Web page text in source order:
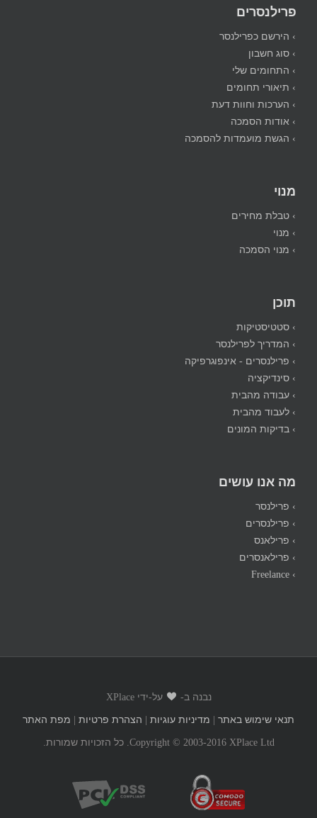
פרילנסרים
› הירשם כפרילנסר
› סוג חשבון
› התחומים שלי
› תיאורי תחומים
› הערכות וחוות דעת
› אודות הסמכה
› הגשת מועמדות להסמכה
מנוי
› טבלת מחירים
› מנוי
› מנוי הסמכה
תוכן
› סטטיסטיקות
› המדריך לפרילנסר
› פרילנסרים - אינפוגרפיקה
› סינדיקציה
› עבודה מהבית
› לעבוד מהבית
› בדיקות המונים
מה אנו עושים
› פרילנסר
› פרילנסרים
› פרילאנס
› פרילאנסרים
› Freelance
נבנה ב-
על-ידי XPlace
תנאי שימוש באתר | מדיניות עוגיות | הצהרת פרטיות | מפת האתר
Copyright © 2003-2016 XPlace Ltd. כל הזכויות שמורות.